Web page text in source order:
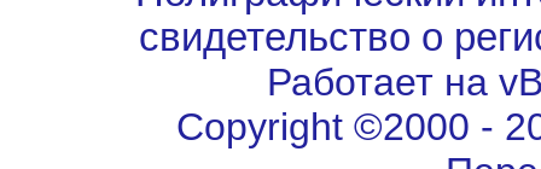
свидетельство о
Работает на
Copyright ©2000 -